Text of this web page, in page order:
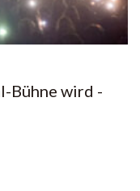
Bühne wird -